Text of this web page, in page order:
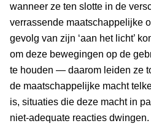
wanneer ze ten slotte in de
verrassende maatschappelijke
gevolg van zijn ‘aan het licht’
om deze bewegingen op de
te houden — daarom leiden ze
de maatschappelijke macht
is, situaties die deze macht in
niet-adequate reacties dwingen.